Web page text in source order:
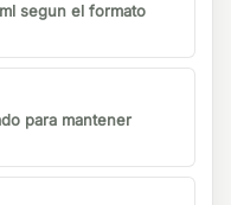
segun el formato
para mantener